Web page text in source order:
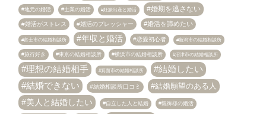
地元の婚活 士業の婚活 妊娠出産と婚活 婚期を逃さない
婚活がストレス 婚活のプレッシャー 婚活を諦めたい
富士市の結婚相談所 年収と婚活 恋愛初心者 新潟市の結婚相談所
旅行好き 東京の結婚相談所 横浜市の結婚相談所 沼津市の結婚相談所
理想の結婚相手 箕面市の結婚相談所
結婚したい
結婚できない
結婚相談所口コミ 結婚願望のある人
美人と結婚したい 自立した人と結婚 親御様の婚活